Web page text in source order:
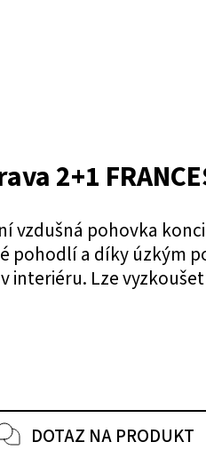
2+1
vzdušná pohovka
pohodlí a díky úzkým
interiéru. Lze
DOTAZ NA PRODUKT